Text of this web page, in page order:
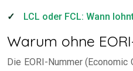
LCL oder FCL: Wann
Warum ohne
Die EORI-Nummer